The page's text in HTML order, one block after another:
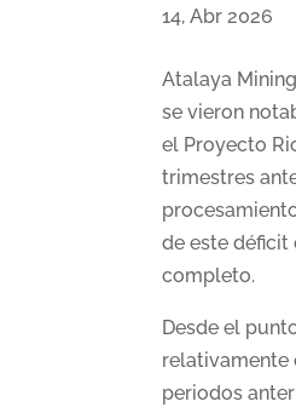
14, Abr 2026
Atalaya
se vieron
el Proyecto
trimestres
de este déficit
completo.
Desde el
relativamente
periodos